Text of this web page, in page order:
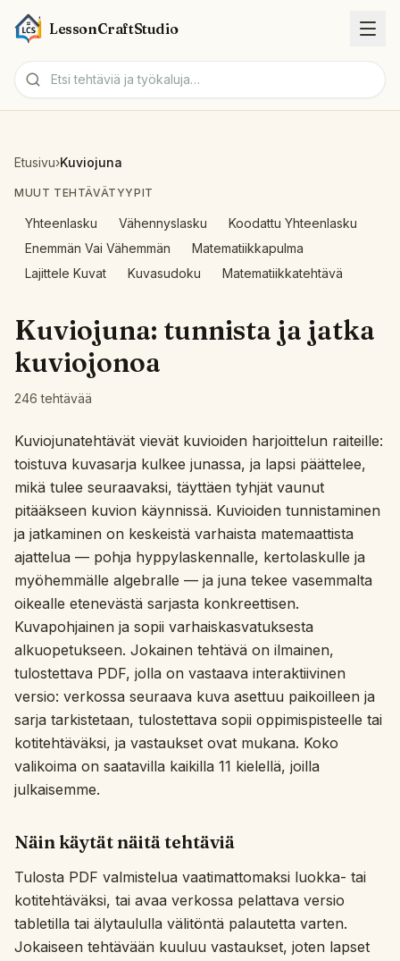
LessonCraftStudio
Tehtävät
Työkalut
Kielet
Tehtävägeneraattorit
Kieli: Suomi
Kirjaudu sisään
Rekisteröidy
Etusivu›Kuviojuna
MUUT TEHTÄVÄTYYPIT
Yhteenlasku Vähennyslasku
Koodattu Yhteenlasku
Enemmän Vai Vähemmän
Matematiikkapulma
Lajittele Kuvat
Kuvasudoku Matematiikkatehtävä
Kuviojuna: tunnista ja jatka
kuviojonoa
246 tehtävää
Kuviojunatehtävät vievät kuvioiden harjoittelun raiteille:
toistuva kuvasarja kulkee junassa, ja lapsi päättelee,
mikä tulee seuraavaksi, täyttäen tyhjät vaunut
pitääkseen kuvion käynnissä. Kuvioiden tunnistaminen
ja jatkaminen on keskeistä varhaista matemaattista
ajattelua — pohja hyppylaskennalle, kertolaskulle ja
myöhemmälle algebralle — ja juna tekee vasemmalta
oikealle etenevästä sarjasta konkreettisen.
Kuvapohjainen ja sopii varhaiskasvatuksesta
alkuopetukseen. Jokainen tehtävä on ilmainen,
tulostettava PDF, jolla on vastaava interaktiivinen
versio: verkossa seuraava kuva asettuu paikoilleen ja
sarja tarkistetaan, tulostettava sopii oppimispisteelle tai
kotitehtäväksi, ja vastaukset ovat mukana. Koko
valikoima on saatavilla kaikilla 11 kielellä, joilla
julkaisemme.
Näin käytät näitä tehtäviä
Tulosta PDF valmistelua vaatimattomaksi luokka- tai
kotitehtäväksi, tai avaa verkossa pelattava versio
tabletilla tai älytaululla välitöntä palautetta varten.
Jokaiseen tehtävään kuuluu vastaukset, joten lapset